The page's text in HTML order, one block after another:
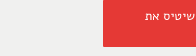
שיטיס את